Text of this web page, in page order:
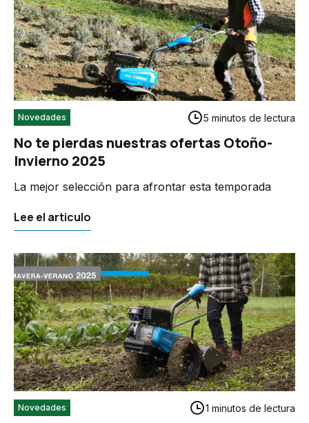
Novedades 5 minutos de lectura
No te pierdas nuestras ofertas Otoño-
Invierno 2025
La mejor selección para afrontar esta temporada
Lee el articulo
Novedades 1 minutos de lectura